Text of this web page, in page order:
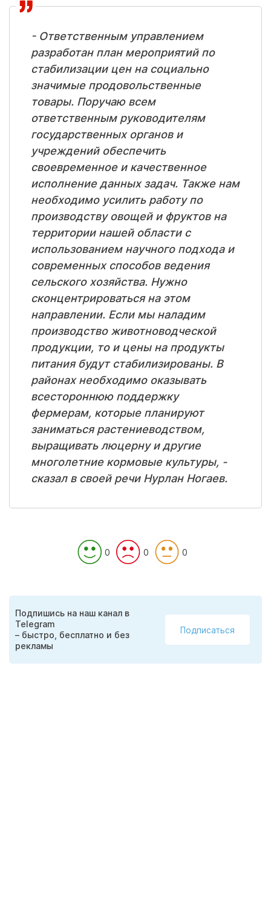
- Ответственным управлением
разработан план мероприятий по
стабилизации цен на социально
значимые продовольственные
товары. Поручаю всем
ответственным руководителям
государственных органов и
учреждений обеспечить
своевременное и качественное
исполнение данных задач. Также нам
необходимо усилить работу по
производству овощей и фруктов на
территории нашей области с
использованием научного подхода и
современных способов ведения
сельского хозяйства. Нужно
сконцентрироваться на этом
направлении. Если мы наладим
производство животноводческой
продукции, то и цены на продукты
питания будут стабилизированы. В
районах необходимо оказывать
всестороннюю поддержку
фермерам, которые планируют
заниматься растениеводством,
выращивать люцерну и другие
многолетние кормовые культуры, -
сказал в своей речи Нурлан Ногаев.
0 0 0
Подпишись на наш канал в
Telegram
– быстро, бесплатно и без
рекламы
Подписаться